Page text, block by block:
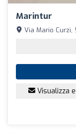
Marintur
Via Mario Curzi,
Visualizza